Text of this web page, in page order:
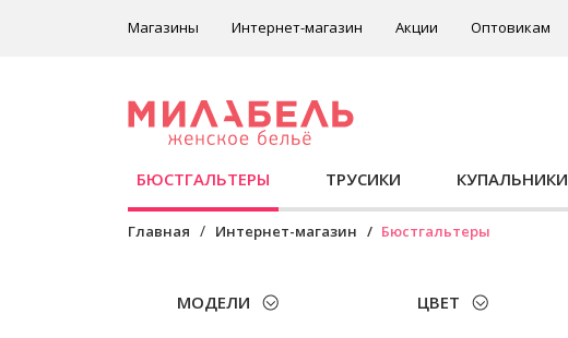
Магазины Интернет-магазин Акции Оптовикам
БЮСТГАЛЬТЕРЫ ТРУСИКИ КУПАЛЬНИКИ
Главная Интернет-магазин Бюстгальтеры
МОДЕЛИ ЦВЕТ